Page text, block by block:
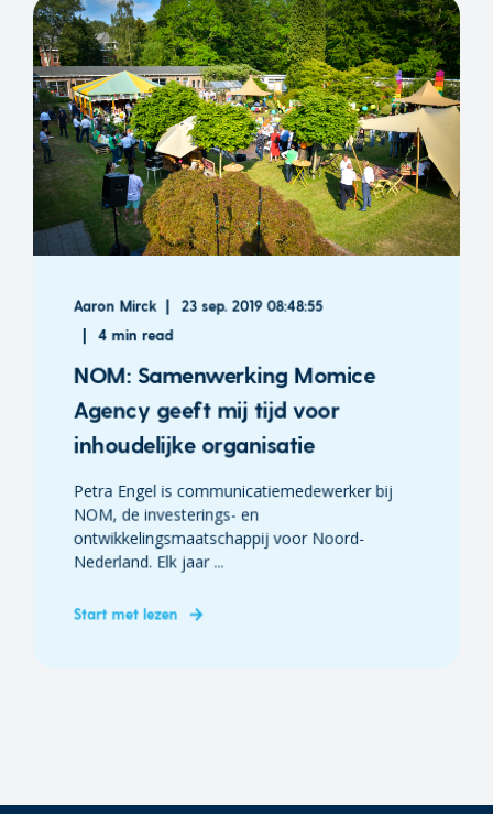
Aaron Mirck
23 sep. 2019 08:48:55
4 min read
NOM: Samenwerking Momice
Agency geeft mij tijd voor
inhoudelijke organisatie
Petra Engel is communicatiemedewerker bij
NOM, de investerings- en
ontwikkelingsmaatschappij voor Noord-
Nederland. Elk jaar ...
Start met lezen